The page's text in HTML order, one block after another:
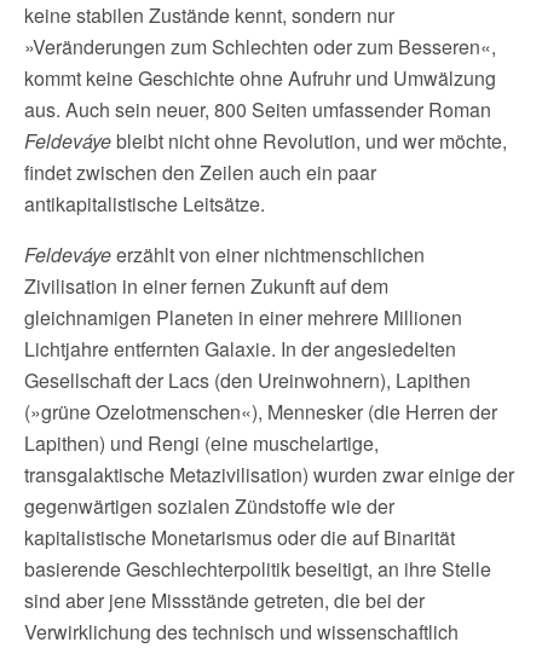
keine stabilen Zustände kennt, sondern nur
»Veränderungen zum Schlechten oder zum Besseren«,
kommt keine Geschichte ohne Aufruhr und Umwälzung
aus. Auch sein neuer, 800 Seiten umfassender Roman
Feldeváyebleibt nicht ohne Revolution, und wer möchte,
findet zwischen den Zeilen auch ein paar
antikapitalistische Leitsätze.
Feldeváyeerzählt von einer nichtmenschlichen
Zivilisation in einer fernen Zukunft auf dem
gleichnamigen Planeten in einer mehrere Millionen
Lichtjahre entfernten Galaxie. In der angesiedelten
Gesellschaft der Lacs (den Ureinwohnern), Lapithen
(»grüne Ozelotmenschen«), Mennesker (die Herren der
Lapithen) und Rengi (eine muschelartige,
transgalaktische Metazivilisation) wurden zwar einige der
gegenwärtigen sozialen Zündstoffe wie der
kapitalistische Monetarismus oder die auf Binarität
basierende Geschlechterpolitik beseitigt, an ihre Stelle
sind aber jene Missstände getreten, die bei der
Verwirklichung des technisch und wissenschaftlich